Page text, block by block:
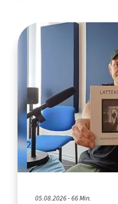
05.08.2026 - 66 Min.